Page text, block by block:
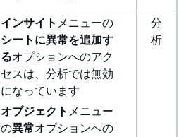
インサイト メニューの
シートに異常を追加す
るオプションへのアク
セスは、分析では無効
になっています
オブジェクト メニュー
の異常オプションへの
分
析